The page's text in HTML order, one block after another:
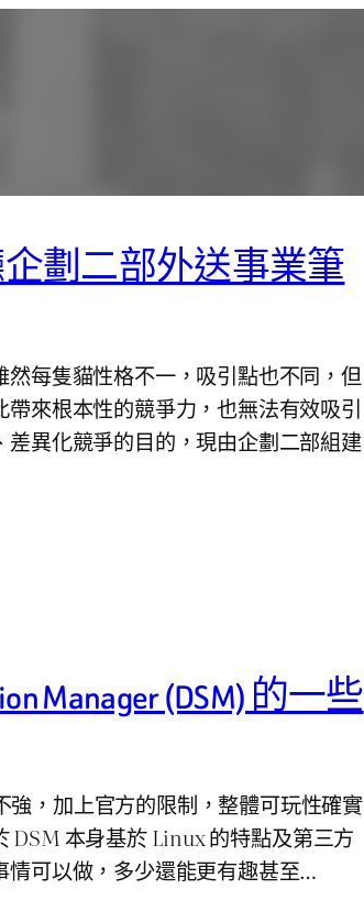
劃二部外送事業筆
每隻貓性格不一，吸引點也不同，但
來根本性的競爭力，也無法有效吸引
異化競爭的目的，現由企劃二部組建
Manager (DSM) 的一些
強，加上官方的限制，整體可玩性確實
DSM 本身基於 Linux 的特點及第三方
情可以做，多少還能更有趣甚至…